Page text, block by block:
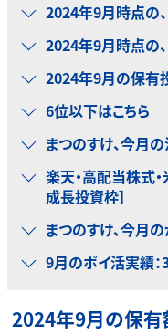
2024年9月時点の
2024年9月時点の
2024年9月の保有
6位以下はこちら
まつのすけ、今月
楽天・高配当株式
成長投資枠］
まつのすけ、今月
9月のポイ活実績
2024年9月の保有